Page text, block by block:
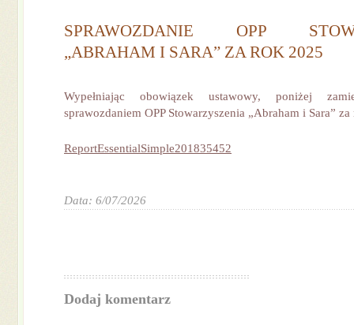
SPRAWOZDANIE OPP
„ABRAHAM I SARA” ZA ROK 2025
Wypełniając obowiązek ustawowy, poniżej
sprawozdaniem OPP Stowarzyszenia „Abraham i Sara”
ReportEssentialSimple201835452
Data: 6/07/2026
Dodaj komentarz